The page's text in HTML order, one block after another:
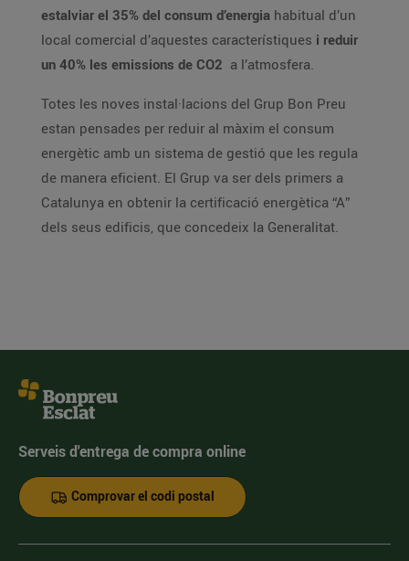
estalviar el 35% del consum d’energia habitual d’un
local comercial d’aquestes característiques i reduir
un 40% les emissions de CO2 a l’atmosfera.
Totes les noves instal·lacions del Grup Bon Preu
estan pensades per reduir al màxim el consum
energètic amb un sistema de gestió que les regula
de manera eficient. El Grup va ser dels primers a
Catalunya en obtenir la certificació energètica “A”
dels seus edificis, que concedeix la Generalitat.
Serveis d'entrega de compra online
Comprovar el codi postal